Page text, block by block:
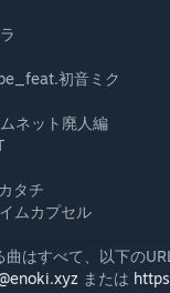
初音ミク
ネット廃人編
タチ
ムカプセル
曲はすべて、以下の
または